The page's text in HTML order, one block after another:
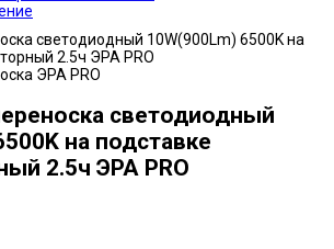
светодиодный
на подставке
2.5ч ЭРА PRO